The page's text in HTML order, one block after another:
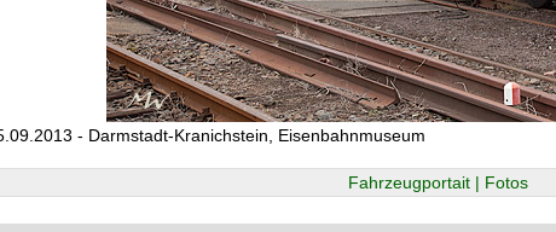
- Darmstadt-Kranichstein, Eisenbahnmuseum
Fahrzeugportait | Fotos